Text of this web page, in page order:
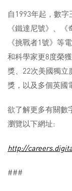
自1993年起，數
《鐵達尼號》、
《挑戰者1號》等
和科學家更8度榮
獎、22次美國獨立
獎，以及多個英國
欲了解更多有關數
瀏覽以下網址:
http://
###